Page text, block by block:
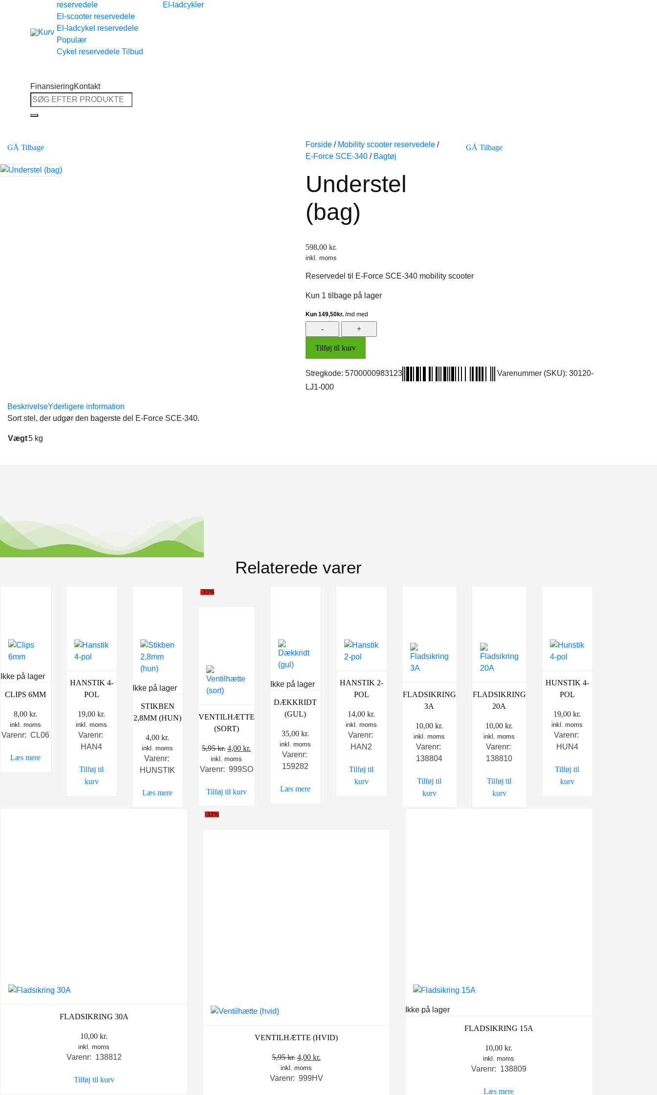
Tilbage til shoppen
reservedele
El-scooter reservedele
El-ladcykel reservedele
Cykel reservedele
El-ladcykler
FinansieringKontakt
Søg
efter:
GÅ Tilbage Forside / Mobility scooter reservedele /
E-Force SCE-340 / Bagtøj
Understel
(bag)
GÅ Tilbage
598,00 kr.
inkl. moms
Reservedel til E-Force SCE-340 mobility scooter
Kun 1 tilbage på lager
Understel
(bag)
antal
Tilføj til kurv
Stregkode: 5700000983123 Varenummer (SKU): 30120-
LJ1-000
BeskrivelseYderligere information
Sort stel, der udgør den bagerste del E-Force SCE-340.
Vægt5 kg
Relaterede varer
Ikke på lager
CLIPS 6MM
8,00kr.
inkl. moms
Varenr: CL06
Læs mere
HANSTIK 4-
POL
19,00kr.
inkl. moms
Varenr:
HAN4
Tilføj til
kurv
Ikke på lager
STIKBEN
2,8MM (HUN)
4,00kr.
inkl. moms
Varenr:
HUNSTIK
Læs mere
-33%
VENTILHÆTTE
(SORT)
5,95kr. Den
oprindelige
pris
5,95 kr..
4,00kr.
pris
inkl. moms
Varenr: 999SO
Tilføj til kurv
Ikke på lager
DÆKKRIDT
(GUL)
35,00kr.
inkl. moms
Varenr:
159282
Læs mere
HANSTIK 2-
POL
14,00kr.
inkl. moms
Varenr:
HAN2
Tilføj til
kurv
FLADSIKRING
3A
10,00kr.
inkl. moms
Varenr:
138804
Tilføj til
kurv
FLADSIKRING
20A
10,00kr.
inkl. moms
Varenr:
138810
Tilføj til
kurv
HUNSTIK 4-
POL
19,00kr.
inkl. moms
Varenr:
HUN4
Tilføj til
kurv
FLADSIKRING 30A
10,00kr.
inkl. moms
Varenr: 138812
Tilføj til kurv
-33%
VENTILHÆTTE (HVID)
5,95kr. Den
oprindelige
pris
4,00kr.
pris
inkl. moms
Varenr: 999HV
Ikke på lager
FLADSIKRING 15A
10,00kr.
inkl. moms
Varenr: 138809
Læs mere